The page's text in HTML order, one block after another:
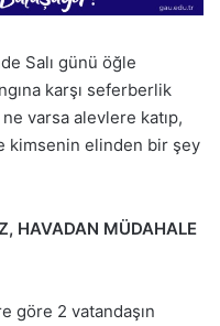
Salı günü öğle
karşı seferberlik
varsa alevlere katıp,
kimsenin elinden bir şey
HAVADAN MÜDAHALE
göre 2 vatandaşın